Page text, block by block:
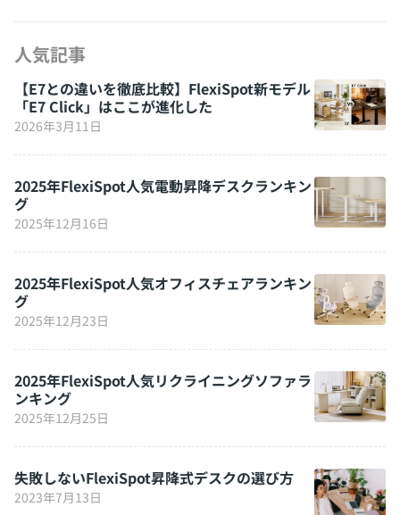
人気記事
【E7との違いを徹底比較】FlexiSpot新モデル
「E7 Click」はここが進化した
2026年3月11日
2025年FlexiSpot人気電動昇降デスクランキン
グ
2025年12月16日
2025年FlexiSpot人気オフィスチェアランキン
グ
2025年12月23日
2025年FlexiSpot人気リクライニングソファラ
ンキング
2025年12月25日
失敗しないFlexiSpot昇降式デスクの選び方
2023年7月13日